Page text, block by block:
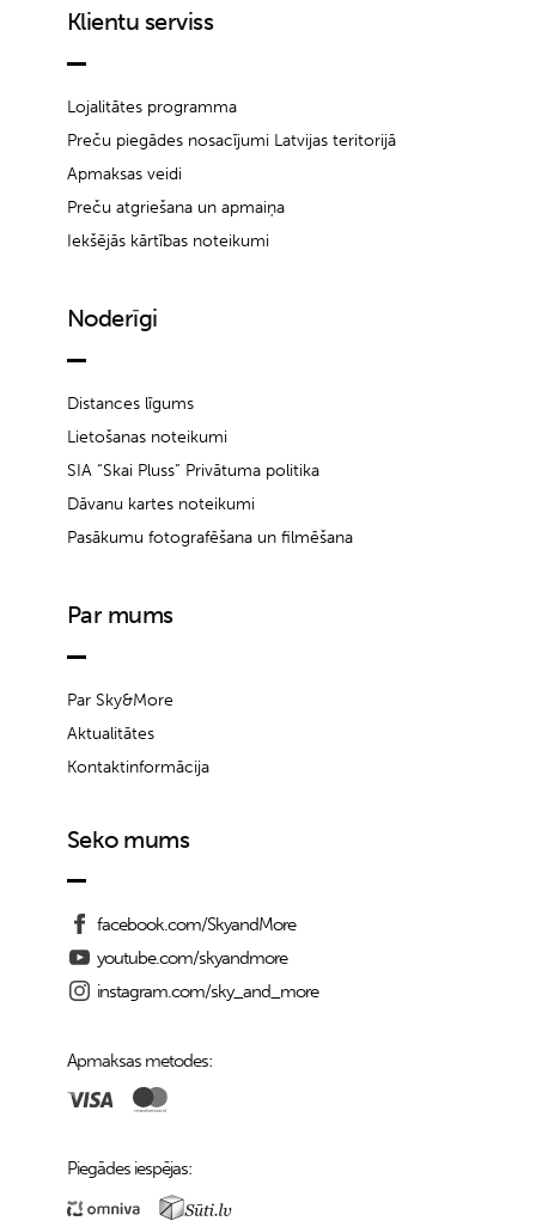
Klientu serviss
Lojalitātes programma
Preču piegādes nosacījumi Latvijas teritorijā
Apmaksas veidi
Preču atgriešana un apmaiņa
Iekšējās kārtības noteikumi
Noderīgi
Distances līgums
Lietošanas noteikumi
SIA “Skai Pluss” Privātuma politika
Dāvanu kartes noteikumi
Pasākumu fotografēšana un filmēšana
Par mums
Par Sky&More
Aktualitātes
Kontaktinformācija
Seko mums
facebook.com/SkyandMore
youtube.com/skyandmore
instagram.com/sky_and_more
Apmaksas metodes:
Piegādes iespējas: